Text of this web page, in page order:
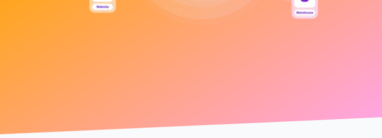
analisamos mais de 6 bilhões de dados
primários abrangendo mais de 750 marcas.